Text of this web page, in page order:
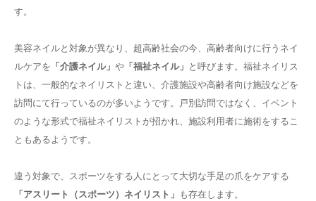
す。
美容ネイルと対象が異なり、超高齢社会の今、高齢者向けに行うネイ
ルケアを 「介護ネイル」 や 「福祉ネイル」 と呼びます。福祉ネイリス
トは、一般的なネイリストと違い、介護施設や高齢者向け施設などを
訪問にて行っているのが多いようです。戸別訪問ではなく、イベント
のような形式で福祉ネイリストが招かれ、施設利用者に施術をするこ
ともあるようです。
違う対象で、スポーツをする人にとって大切な手足の爪をケアする
「アスリート（スポーツ）ネイリスト」 も存在します。